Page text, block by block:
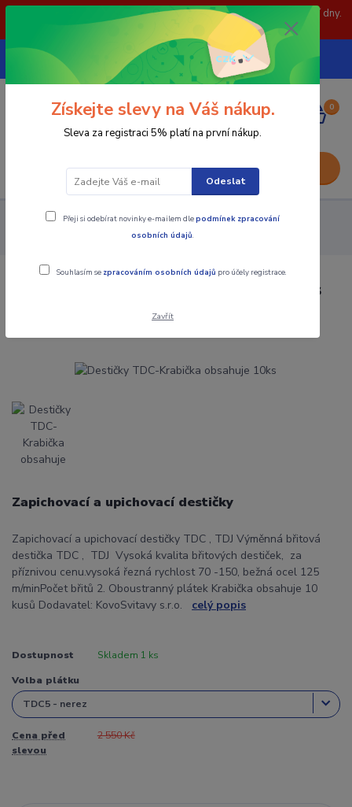
POZOR: 31.7 , 3.8 a 5.8- zavřeno. objednávky odešleme následující dny.
Děkujeme za pochopení.
CZK
739252246
(Po-Pá, 8-15 hod.)
0
0,00 Kč
Nástroje - Kovoobrábění
Vyměnitelné břitové destičky
Destičky TDC-Krabička obsahuje 10ks
Destičky TDC-Krabička obsahuje 10ks
Zapichovací a upichovací destičky
Zapichovací a upichovací destičky TDC , TDJ Výměnná břitová
destička TDC , TDJ Vysoká kvalita břitových destiček, za
příznivou cenu.vysoká řezná rychlost 70 -150, bežná ocel 125
m/minPočet břitů 2. Oboustranný plátek Krabička obsahuje 10
kusů Dodavatel: KovoSvitavy s.r.o. celý popis
Dostupnost Skladem 1 ks
Volba plátku
Cena před
slevou
2 550 Kč
Získejte slevy na Váš nákup.
Sleva za registraci 5% platí na první nákup.
Odeslat
Přeji si odebírat novinky e-mailem dlepodmínek zpracování
osobních údajů.
Souhlasím se zpracováním osobních údajů pro účely registrace.
Zavřít